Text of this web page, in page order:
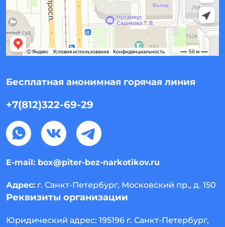
Бесплатная анонимная горячая линия
+7(812)322-69-29
E-mail: box@piter-bez-narkotikov.ru
Адрес: г. Санкт-Петербург, Московский пр., д. 150
Реквизиты организации
Юридический адрес: 195196 г. Санкт-Петербург,